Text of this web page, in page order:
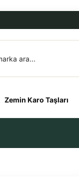
Zemin Karo Taşları